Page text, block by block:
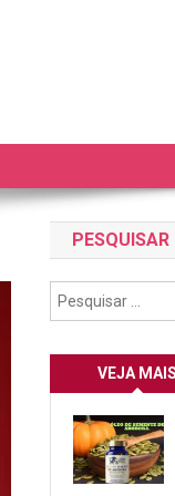
PESQUISAR
VEJA MAIS